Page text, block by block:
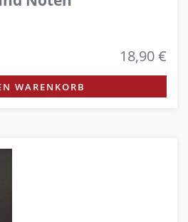
18,90 €
WARENKORB